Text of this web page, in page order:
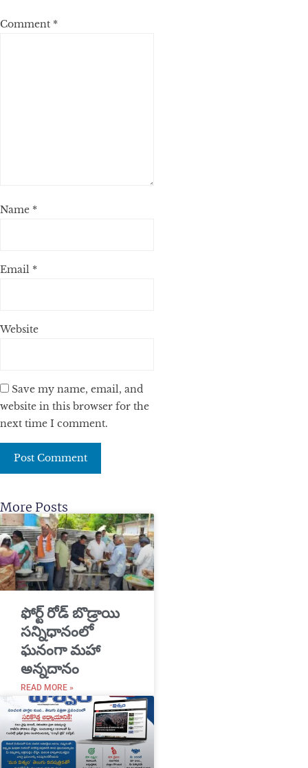
Comment *
Name *
Email *
Website
Save my name, email, and
website in this browser for the
next time I comment.
More Posts
​ఫోర్ట్ రోడ్ బొడ్రాయి
సన్నిధానంలో
ఘనంగా మహా
అన్నదానం
READ MORE »